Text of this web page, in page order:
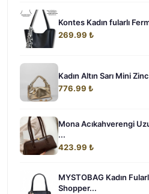
Kontes Kadın fularlı
269.99 ₺
Kadın Altın Sarı Mini
776.99 ₺
Mona Acıkahverengi
...
423.99 ₺
MYSTOBAG Kadın
Shopper...